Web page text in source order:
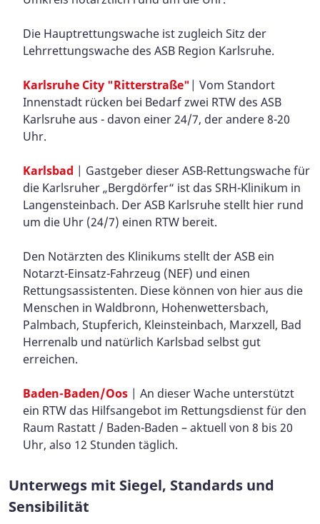
Die Hauptrettungswache ist zugleich Sitz der
Lehrrettungswache des ASB Region Karlsruhe.
Karlsruhe City "Ritterstraße"| Vom Standort
Innenstadt rücken bei Bedarf zwei RTW des ASB
Karlsruhe aus - davon einer 24/7, der andere 8-20
Uhr.
Karlsbad​​​​​ | Gastgeber dieser ASB-Rettungswache für
die Karlsruher „Bergdörfer“ ist das SRH-Klinikum in
Langensteinbach. Der ASB Karlsruhe stellt hier rund
um die Uhr (24/7) einen RTW bereit.
Den Notärzten des Klinikums stellt der ASB ein
Notarzt-Einsatz-Fahrzeug (NEF) und einen
Rettungsassistenten. Diese können von hier aus die
Menschen in Waldbronn, Hohenwettersbach,
Palmbach, Stupferich, Kleinsteinbach, Marxzell, Bad
Herrenalb und natürlich Karlsbad selbst gut
erreichen.
Baden-Baden/Oos | An dieser Wache unterstützt
ein RTW das Hilfsangebot im Rettungsdienst für den
Raum Rastatt / Baden-Baden – aktuell von 8 bis 20
Uhr, also 12 Stunden täglich.
Unterwegs mit Siegel, Standards und
Sensibilität